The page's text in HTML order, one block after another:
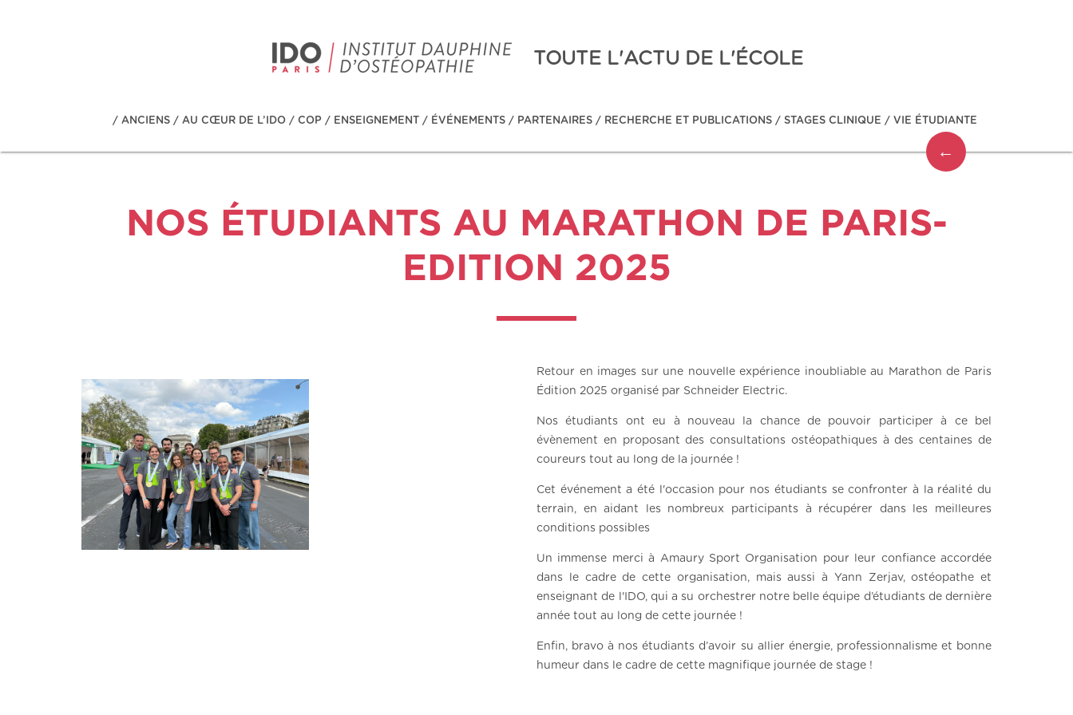
TOUTE L'ACTU DE L'ÉCOLE
/ ANCIENS / AU CŒUR DE L’IDO / COP / ENSEIGNEMENT / ÉVÉNEMENTS / PARTENAIRES / RECHERCHE ET PUBLICATIONS / STAGES CLINIQUE / VIE ÉTUDIANTE
←
NOS ÉTUDIANTS AU MARATHON DE PARIS-
EDITION 2025
Retour en images sur une nouvelle expérience inoubliable au Marathon de Paris
Édition 2025 organisé par Schneider Electric.
Nos étudiants ont eu à nouveau la chance de pouvoir participer à ce bel
évènement en proposant des consultations ostéopathiques à des centaines de
coureurs tout au long de la journée !
Cet événement a été l'occasion pour nos étudiants se confronter à la réalité du
terrain, en aidant les nombreux participants à récupérer dans les meilleures
conditions possibles
Un immense merci à Amaury Sport Organisation pour leur confiance accordée
dans le cadre de cette organisation, mais aussi à Yann Zerjav, ostéopathe et
enseignant de l'IDO, qui a su orchestrer notre belle équipe d’étudiants de dernière
année tout au long de cette journée !
Enfin, bravo à nos étudiants d’avoir su allier énergie, professionnalisme et bonne
humeur dans le cadre de cette magnifique journée de stage !